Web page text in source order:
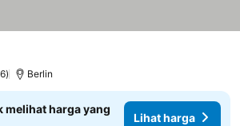
Berlin
melihat harga yang
Lihat harga